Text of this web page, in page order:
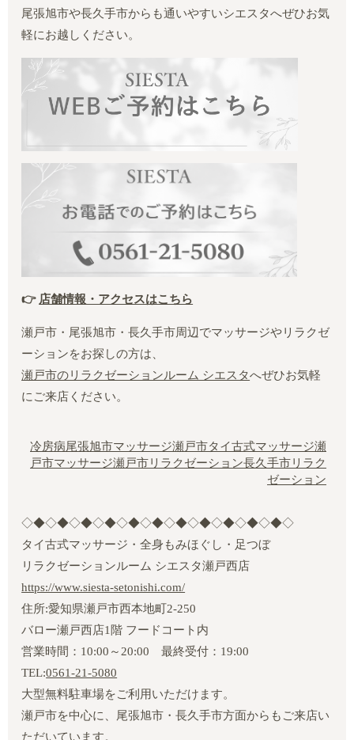
尾張旭市や長久手市からも通いやすいシエスタへぜひお気
軽にお越しください。
👉 店舗情報・アクセスはこちら
瀬戸市・尾張旭市・長久手市周辺でマッサージやリラクゼ
ーションをお探しの方は、
瀬戸市のリラクゼーションルーム シエスタへぜひお気軽
にご来店ください。
冷房病尾張旭市マッサージ瀬戸市タイ古式マッサージ瀬
戸市マッサージ瀬戸市リラクゼーション長久手市リラク
ゼーション
◇◆◇◆◇◆◇◆◇◆◇◆◇◆◇◆◇◆◇◆◇◆◇
タイ古式マッサージ・全身もみほぐし・足つぼ
リラクゼーションルーム シエスタ瀬戸西店
https://www.siesta-setonishi.com/
住所:愛知県瀬戸市西本地町2‐250
バロー瀬戸西店1階 フードコート内
営業時間：10:00～20:00 最終受付：19:00
TEL:0561-21-5080
大型無料駐車場をご利用いただけます。
瀬戸市を中心に、尾張旭市・長久手市方面からもご来店い
ただいています。